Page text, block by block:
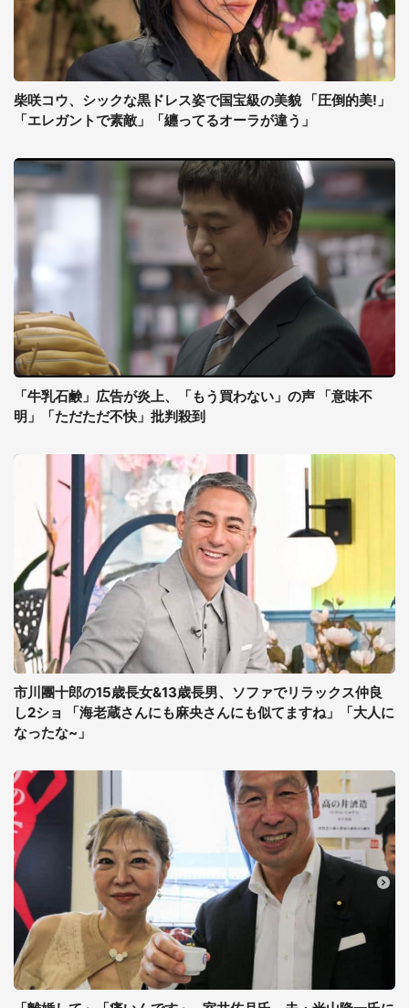
柴咲コウ、シックな黒ドレス姿で国宝級の美貌 「圧倒的美!」
「エレガントで素敵」「纏ってるオーラが違う」
「牛乳石鹸」広告が炎上、「もう買わない」の声 「意味不
明」「ただただ不快」批判殺到
市川團十郎の15歳長女&13歳長男、ソファでリラックス仲良
し2ショ 「海老蔵さんにも麻央さんにも似てますね」「大人に
なったな~」